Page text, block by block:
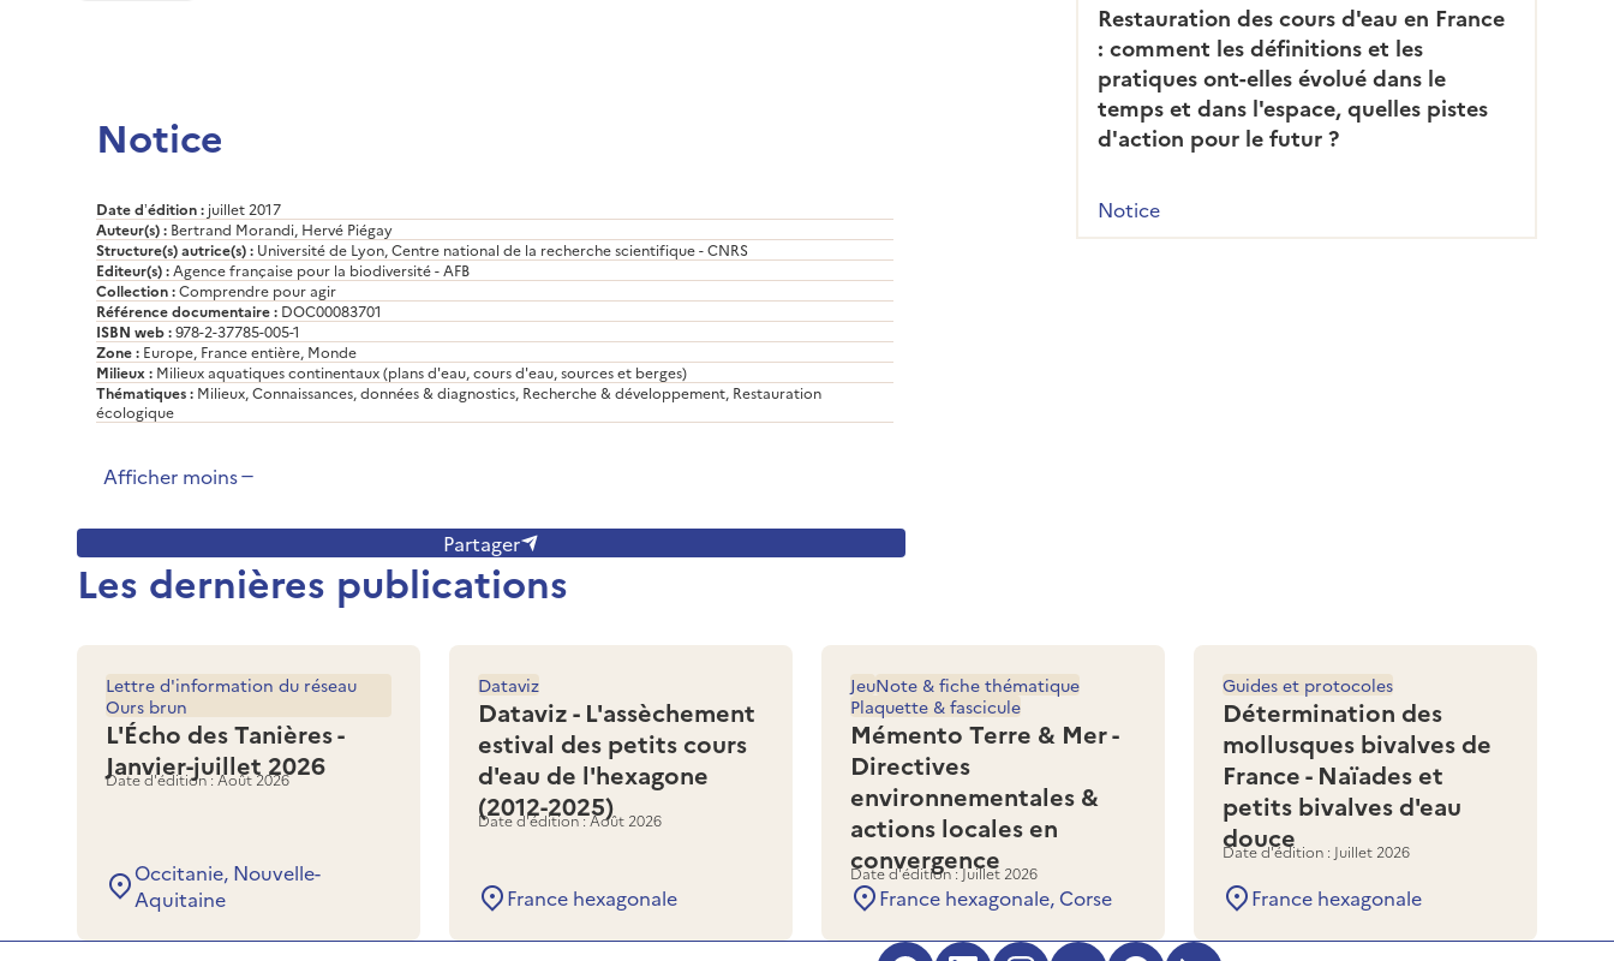
Restauration des cours d'eau en France
: comment les définitions et les
pratiques ont-elles évolué dans le
temps et dans l'espace, quelles pistes
d'action pour le futur ?
Notice
Notice
Date d’édition : juillet 2017
Auteur(s) : Bertrand Morandi, Hervé Piégay
Structure(s) autrice(s) : Université de Lyon, Centre national de la recherche scientifique - CNRS
Editeur(s) :Agence française pour la biodiversité - AFB
Collection :Comprendre pour agir
Référence documentaire : DOC00083701
ISBN web :978-2-37785-005-1
Zone : Europe, France entière, Monde
Milieux : Milieux aquatiques continentaux (plans d'eau, cours d'eau, sources et berges)
Thématiques : Milieux, Connaissances, données & diagnostics, Recherche & développement, Restauration
écologique
Afficher moins
Partager
Les dernières publications
L'Écho des Tanières -
Janvier-juillet 2026
Lettre d'information du réseau
Ours brun
Date d'édition : Août 2026
Occitanie, Nouvelle-
Aquitaine
Dataviz - L'assèchement
estival des petits cours
d'eau de l'hexagone
(2012-2025)
Dataviz
Date d'édition : Août 2026
France hexagonale
Mémento Terre & Mer -
Directives
environnementales &
actions locales en
convergence
JeuNote & fiche thématique
Plaquette & fascicule
Date d'édition : Juillet 2026
France hexagonale, Corse
Détermination des
mollusques bivalves de
France - Naïades et
petits bivalves d'eau
douce
Guides et protocoles
Date d'édition : Juillet 2026
France hexagonale